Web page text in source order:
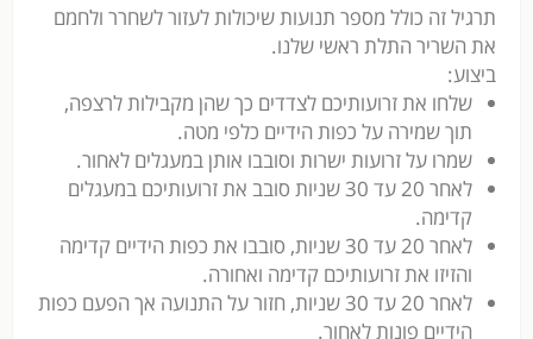
תרגיל זה כולל מספר תנועות שיכולות לעזור לשחרר ולחמם
את השריר התלת ראשי שלנו.
ביצוע:
שלחו את זרועותיכם לצדדים כך שהן מקבילות לרצפה,
תוך שמירה על כפות הידיים כלפי מטה.
שמרו על זרועות ישרות וסובבו אותן במעגלים לאחור.
לאחר 20 עד 30 שניות סובב את זרועותיכם במעגלים
קדימה.
לאחר 20 עד 30 שניות, סובבו את כפות הידיים קדימה
והזיזו את זרועותיכם קדימה ואחורה.
לאחר 20 עד 30 שניות, חזור על התנועה אך הפעם כפות
הידיים פונות לאחור.